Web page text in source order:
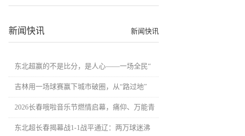
新闻快讯
新闻快讯
东北超赢的不是比分，是人心——一场全民“
吉林用一场球赛赢下城市破圈，从“路过地”
2026长春哦啦音乐节燃情启幕，痛仰、万能青
东北超长春揭幕战1-1战平通辽：两万球迷沸